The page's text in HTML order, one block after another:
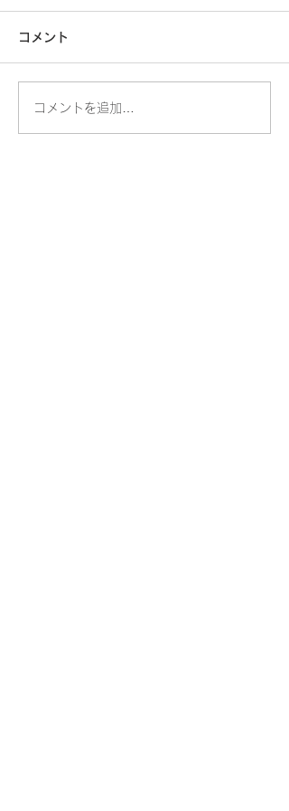
【秋田県】2026年春 パ
コメント
コメントを追加…